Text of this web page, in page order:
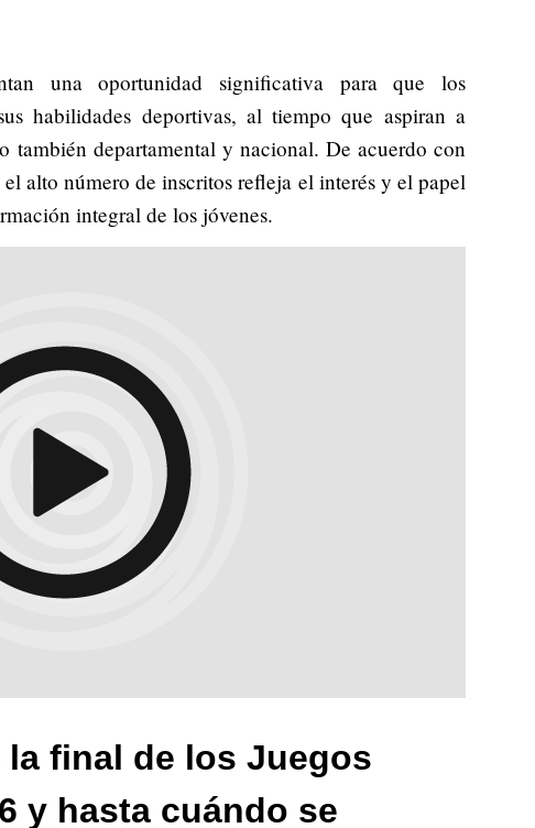
una oportunidad significativa para que los
habilidades deportivas, al tiempo que aspiran a
departamental y nacional. De acuerdo con
alto número de inscritos refleja el interés y el papel
integral de los jóvenes.
la final de los Juegos
y hasta cuándo se